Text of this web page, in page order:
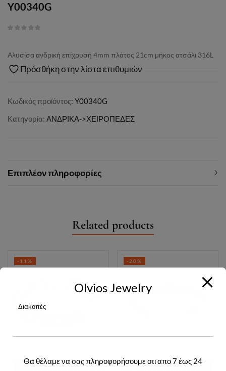
Y00340G
Αλυσίσα ανδρική επίχρυση 4mm πλάτος 21cm μήκος ατσάλι 316L
Πρόσθήκη στην λίστα επιθυμιών
Κωδικός προϊόντος: Y00340G
Κατηγορία: ΑΝΔΡΙΚΑ->ΧΕΙΡΟΠΕΔΕΣ
Επιπλέον πληροφορίες
Related products
-11% -20%
Olvios Jewelry
Διακοπές
Θα θέλαμε να σας πληροφορήσουμε οτι απο 7 έως 24